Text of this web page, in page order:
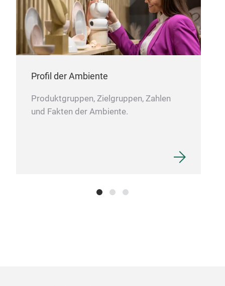
Profil der Ambiente
Produktgruppen, Zielgruppen, Zahlen
und Fakten der Ambiente.